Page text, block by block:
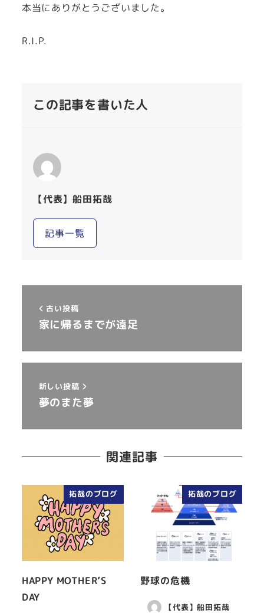
本当にありがとうございました。
R.I.P.
この記事を書いた人
【代表】船田拓哉
記事一覧
古い投稿
家に帰るまでが遠足
新しい投稿
夢のまた夢
関連記事
拓哉のブログ
HAPPY MOTHER’S
DAY
拓哉のブログ
野球の危機
【代表】船田拓哉